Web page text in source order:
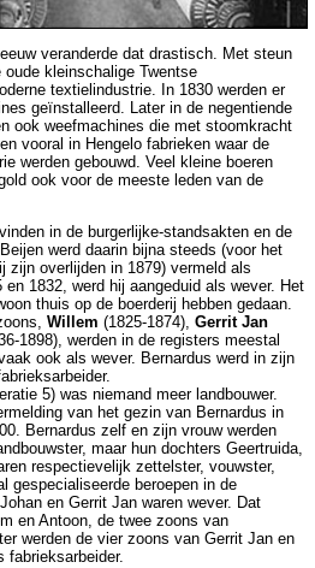
veranderde dat drastisch. Met steun
kleinschalige Twentse
textielindustrie. In 1830 werden er
geïnstalleerd. Later in de negentiende
ook weefmachines die met stoomkracht
vooral in Hengelo fabrieken waar de
werden gebouwd. Veel kleine boeren
ook voor de meeste leden van de
in de burgerlijke-standsakten en de
werd daarin bijna steeds (voor het
zijn overlijden in 1879) vermeld als
en 1832, werd hij aangeduid als wever. Het
thuis op de boerderij hebben gedaan.
Willem (1825-1874), Gerrit Jan
1898), werden in de registers meestal
ook als wever. Bernardus werd in zijn
5) was niemand meer landbouwer.
van het gezin van Bernardus in
Bernardus zelf en zijn vrouw werden
maar hun dochters Geertruida,
respectievelijk zettelster, vouwster,
gespecialiseerde beroepen in de
en Gerrit Jan waren wever. Dat
en Antoon, de twee zoons van
werden de vier zoons van Gerrit Jan en
fabrieksarbeider.